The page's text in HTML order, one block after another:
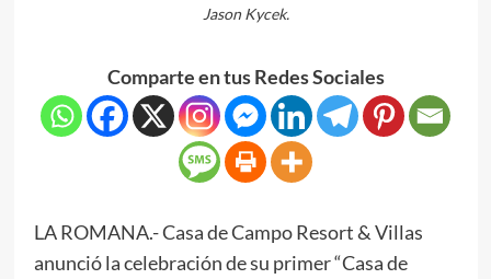
Jason Kycek.
Comparte en tus Redes Sociales
LA ROMANA.- Casa de Campo Resort & Villas
anunció la celebración de su primer “Casa de